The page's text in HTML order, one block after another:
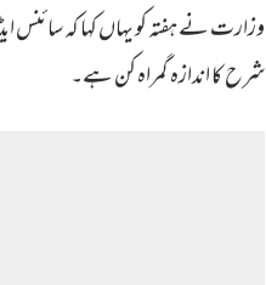
شرح کا اندازہ گمراہ کن ہے۔